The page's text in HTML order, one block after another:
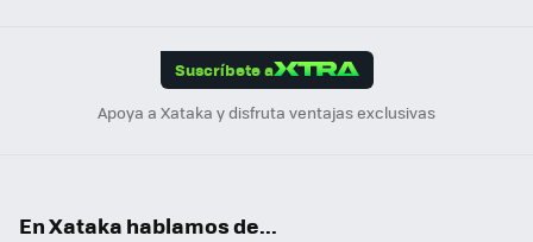
Suscríbete a
Apoya a Xataka y disfruta ventajas exclusivas
En Xataka hablamos de...